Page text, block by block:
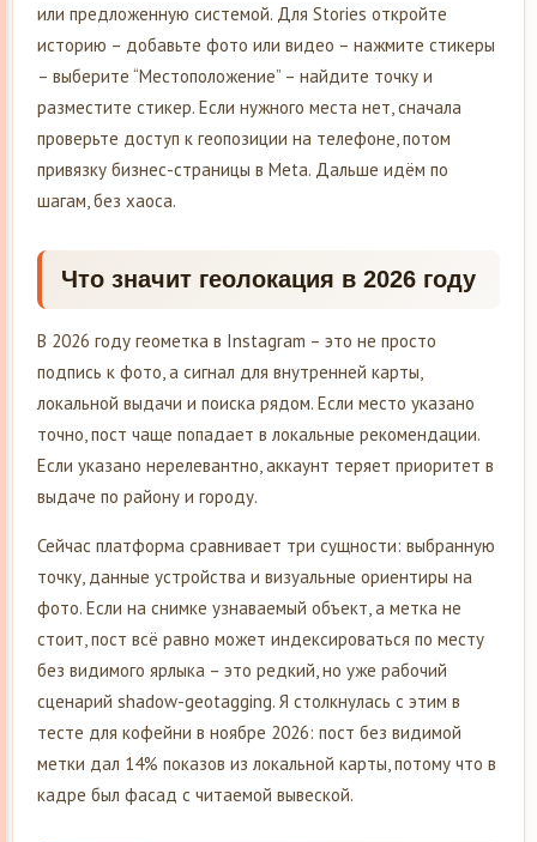
или предложенную системой. Для Stories откройте
историю – добавьте фото или видео – нажмите стикеры
– выберите “Местоположение” – найдите точку и
разместите стикер. Если нужного места нет, сначала
проверьте доступ к геопозиции на телефоне, потом
привязку бизнес-страницы в Meta. Дальше идём по
шагам, без хаоса.
Что значит геолокация в 2026 году
В 2026 году геометка в Instagram – это не просто
подпись к фото, а сигнал для внутренней карты,
локальной выдачи и поиска рядом. Если место указано
точно, пост чаще попадает в локальные рекомендации.
Если указано нерелевантно, аккаунт теряет приоритет в
выдаче по району и городу.
Сейчас платформа сравнивает три сущности: выбранную
точку, данные устройства и визуальные ориентиры на
фото. Если на снимке узнаваемый объект, а метка не
стоит, пост всё равно может индексироваться по месту
без видимого ярлыка – это редкий, но уже рабочий
сценарий shadow-geotagging. Я столкнулась с этим в
тесте для кофейни в ноябре 2026: пост без видимой
метки дал 14% показов из локальной карты, потому что в
кадре был фасад с читаемой вывеской.